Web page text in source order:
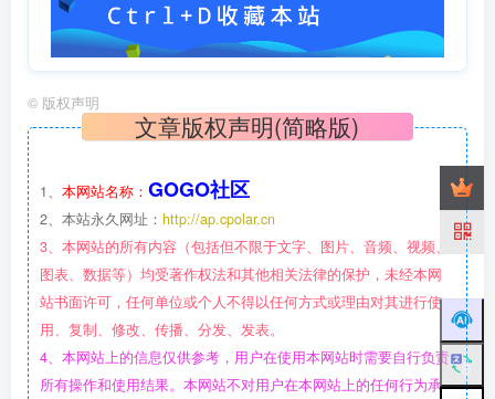
© 版权声明
文章版权声明(简略版)
1、 本网站名称： GOGO社区
2、本站永久网址： http://ap.cpolar.cn
3、本网站的所有内容（包括但不限于文字、图片、音频、视频、
图表、数据等）均受著作权法和其他相关法律的保护，未经本网
站书面许可，任何单位或个人不得以任何方式或理由对其进行使
用、复制、修改、传播、分发、发表。
4、本网站上的信息仅供参考，用户在使用本网站时需要自行负责
所有操作和使用结果。本网站不对用户在本网站上的任何行为承